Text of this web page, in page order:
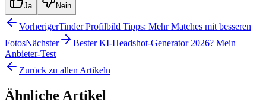
Ja Nein
VorherigerTinder Profilbild Tipps: Mehr Matches mit besseren
FotosNächster
Bester KI-Headshot-Generator 2026? Mein
Anbieter-Test
Zurück zu allen Artikeln
Ähnliche Artikel